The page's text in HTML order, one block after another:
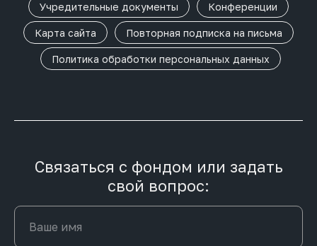
Учредительные документы Конференции
Карта сайта Повторная подписка на письма
Политика обработки персональных данных
Связаться с фондом или задать
свой вопрос: